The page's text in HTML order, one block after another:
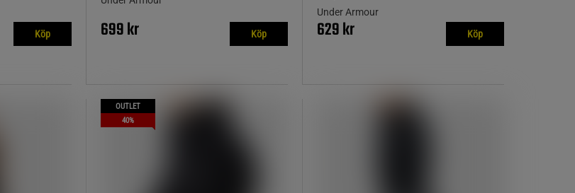
Köp 699 kr Köp
Under Armour
629 kr Köp
OUTLET
40%